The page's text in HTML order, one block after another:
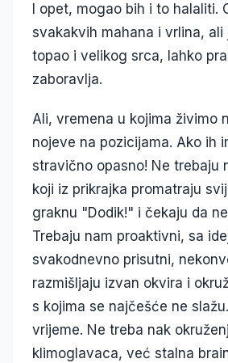
I opet, mogao bih i to halaliti.
svakakvih mahana i vrlina, ali
topao i velikog srca, lahko
zaboravlja.
Ali, vremena u kojima živimo
nojeve na pozicijama. Ako ih
stravično opasno! Ne trebaju
koji iz prikrajka promatraju
graknu "Dodik!" i čekaju da
Trebaju nam proaktivni, sa
svakodnevno prisutni,
razmišljaju izvan okvira i
s kojima se najčešće ne
vrijeme. Ne treba nak
klimoglavaca, već stalna